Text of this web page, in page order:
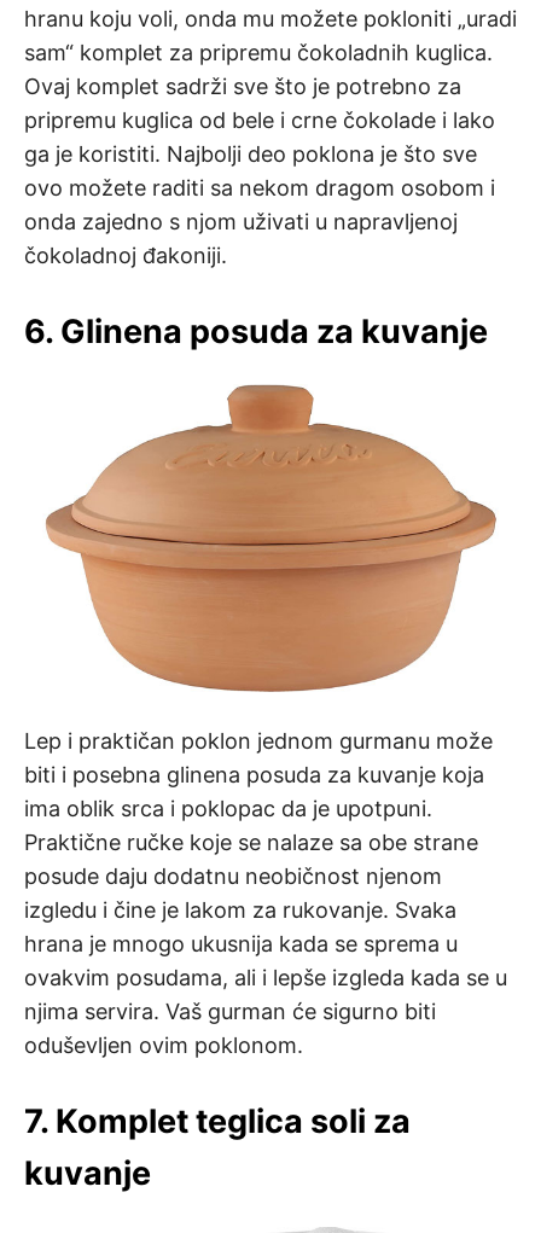
hranu koju voli, onda mu možete pokloniti „uradi
sam“ komplet za pripremu čokoladnih kuglica.
Ovaj komplet sadrži sve što je potrebno za
pripremu kuglica od bele i crne čokolade i lako
ga je koristiti. Najbolji deo poklona je što sve
ovo možete raditi sa nekom dragom osobom i
onda zajedno s njom uživati u napravljenoj
čokoladnoj đakoniji.
6. Glinena posuda za kuvanje
Lep i praktičan poklon jednom gurmanu može
biti i posebna glinena posuda za kuvanje koja
ima oblik srca i poklopac da je upotpuni.
Praktične ručke koje se nalaze sa obe strane
posude daju dodatnu neobičnost njenom
izgledu i čine je lakom za rukovanje. Svaka
hrana je mnogo ukusnija kada se sprema u
ovakvim posudama, ali i lepše izgleda kada se u
njima servira. Vaš gurman će sigurno biti
oduševljen ovim poklonom.
7. Komplet teglica soli za
kuvanje